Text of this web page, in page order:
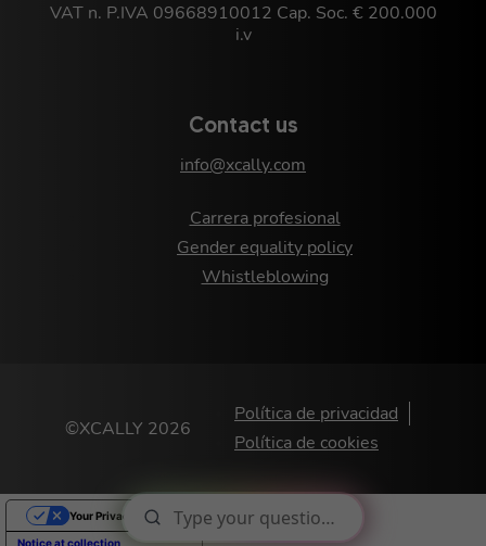
VAT n. P.IVA 09668910012 Cap. Soc. € 200.000
i.v
Contact us
info@xcally.com
Carrera profesional
Gender equality policy
Whistleblowing
©XCALLY 2026
Política de privacidad
Política de cookies
Notice at collection
Your Privacy Choices